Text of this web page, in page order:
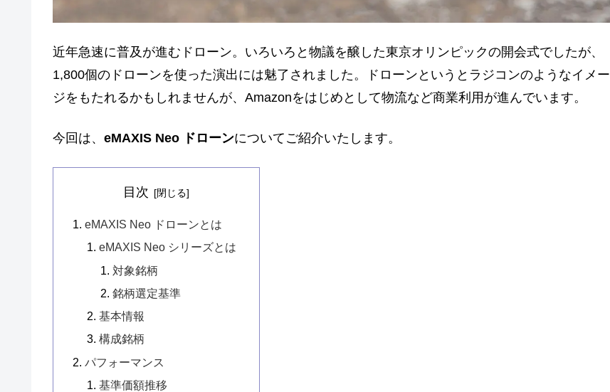
近年急速に普及が進むドローン。いろいろと物議を醸した東京オリンピックの開会式でしたが、
1,800個のドローンを使った演出には魅了されました。ドローンというとラジコンのようなイメー
ジをもたれるかもしれませんが、Amazonをはじめとして物流など商業利用が進んでいます。
今回は、 eMAXIS Neo ドローンについてご紹介いたします。
目次
eMAXIS Neo ドローンとは
eMAXIS Neo シリーズとは
対象銘柄
銘柄選定基準
基本情報
構成銘柄
パフォーマンス
基準価額推移